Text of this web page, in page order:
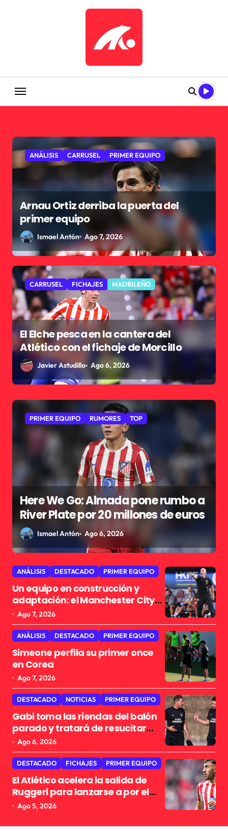
ANÁLISIS CARRUSEL PRIMER EQUIPO
Arnau Ortiz derriba la puerta del
primer equipo
Ismael Antón Ago 7, 2026
CARRUSEL FICHAJES MADRILEÑO
El Elche pesca en la cantera del
Atlético con el fichaje de Morcillo
Javier Astudillo Ago 6, 2026
OPINIÓN PRIMER EQUIPO TOP
Ha llegado la hora de que el
Atlético se siente en la mesa de los
grandes
Javier Astudillo Ago 6, 2026
ANÁLISIS DESTACADO PRIMER EQUIPO
Un equipo en construcción y
adaptación: el Manchester City
que le espera al Atlético
Ago 7, 2026
ANÁLISIS DESTACADO PRIMER EQUIPO
Simeone perfila su primer once
en Corea
Ago 7, 2026
DESTACADO NOTICIAS PRIMER EQUIPO
Gabi toma las riendas del balón
parado y tratará de resucitar
una faceta que Simeone desea
recuperar
Ago 6, 2026
DESTACADO FICHAJES PRIMER EQUIPO
El Atlético acelera la salida de
Ruggeri para lanzarse a por el
Cuti
Ago 5, 2026